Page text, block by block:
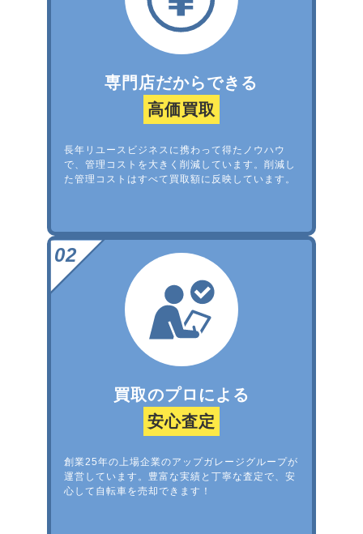
専門店だからできる
高価買取
長年リユースビジネスに携わって得たノウハウ
で、管理コストを大きく削減しています。削減し
た管理コストはすべて買取額に反映しています。
買取のプロによる
安心査定
創業25年の上場企業のアップガレージグループが
運営しています。豊富な実績と丁寧な査定で、安
心して自転車を売却できます！